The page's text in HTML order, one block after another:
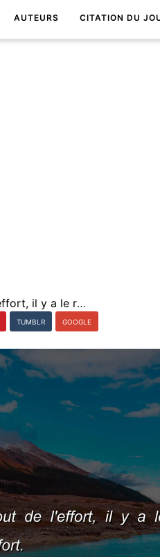
AUTEURS CITATION DU
Au bout de l'effort, il y a le reconfort.
TUMBLR GOOGLE